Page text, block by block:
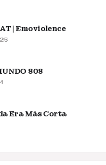
| Emoviolence
808
Era Más Corta